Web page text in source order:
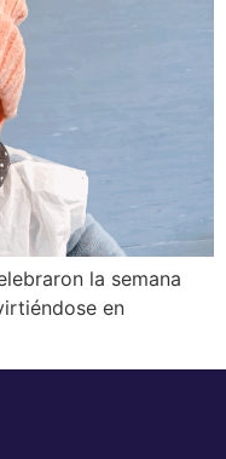
la semana
en